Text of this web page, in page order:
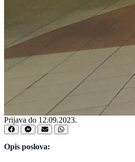
Prijava do 12.09.2023.
Opis poslova: